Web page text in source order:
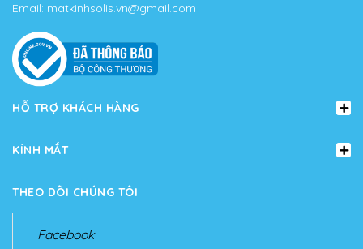
Email: matkinhsolis.vn@gmail.com
HỖ TRỢ KHÁCH HÀNG
KÍNH MẮT
THEO DÕI CHÚNG TÔI
Facebook